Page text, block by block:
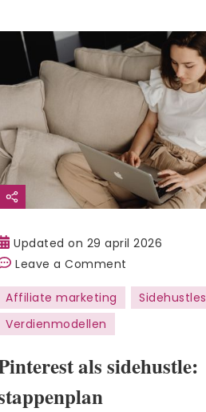
Updated on 29 april 2026
Leave a Comment
Pinterest
als
Affiliate marketing
Sidehustles
Verdienmodellen
als sidehustle: